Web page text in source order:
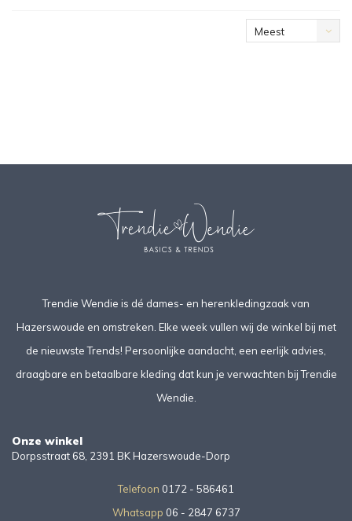
Meest
Trendie Wendie is dé dames- en herenkledingzaak van
Hazerswoude en omstreken. Elke week vullen wij de winkel bij met
de nieuwste Trends! Persoonlijke aandacht, een eerlijk advies,
draagbare en betaalbare kleding dat kun je verwachten bij Trendie
Wendie.
Onze winkel
Dorpsstraat 68, 2391 BK Hazerswoude-Dorp
Telefoon 0172 - 586461
Whatsapp 06 - 2847 6737